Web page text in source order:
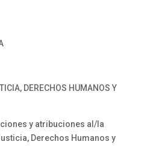
DERECHOS HUMANOS Y
y atribuciones al/la
Derechos Humanos y